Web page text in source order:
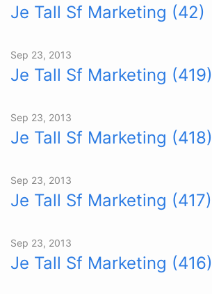
Je Tall Sf Marketing (42)
Sep 23, 2013
Je Tall Sf Marketing (419)
Sep 23, 2013
Je Tall Sf Marketing (418)
Sep 23, 2013
Je Tall Sf Marketing (417)
Sep 23, 2013
Je Tall Sf Marketing (416)